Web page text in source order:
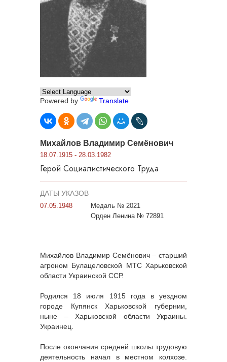
Powered by Translate
Михайлов Владимир Семёнович
18.07.1915 - 28.03.1982
Герой Социалистического Труда
ДАТЫ УКАЗОВ
07.05.1948
Медаль № 2021
Орден Ленина № 72891
Михайлов Владимир Семёнович – старший
агроном Булацеловской МТС Харьковской
области Украинской ССР.
Родился 18 июля 1915 года в уездном
городе Купянск Харьковской губернии,
ныне – Харьковской области Украины.
Украинец.
После окончания средней школы трудовую
деятельность начал в местном колхозе.